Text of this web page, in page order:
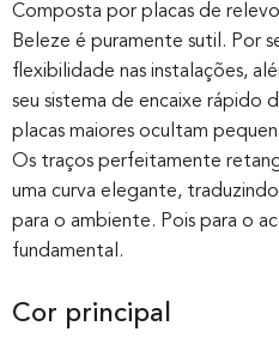
out of 0
based on
customer
rating
Composta por placas de
Beleze é puramente sutil. Por
flexibilidade nas instalações,
seu sistema de encaixe rápido
placas maiores ocultam
Os traços perfeitamente
uma curva elegante,
para o ambiente. Pois para o
fundamental.
Cor principal